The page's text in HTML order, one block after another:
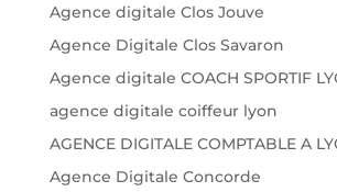
Agence digitale Clos Jouve
Agence Digitale Clos Savaron
Agence digitale COACH SPORTIF
agence digitale coiffeur lyon
AGENCE DIGITALE COMPTABLE A
Agence Digitale Concorde